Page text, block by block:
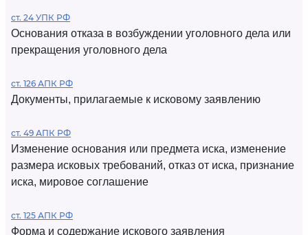
ст. 24 УПК РФ
Основания отказа в возбуждении уголовного дела или
прекращения уголовного дела
ст. 126 АПК РФ
Документы, прилагаемые к исковому заявлению
ст. 49 АПК РФ
Изменение основания или предмета иска, изменение
размера исковых требований, отказ от иска, признание
иска, мировое соглашение
ст. 125 АПК РФ
Форма и содержание искового заявления